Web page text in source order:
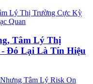
Tâm Lý Thị
Đó Lại Là Tín Hiệu